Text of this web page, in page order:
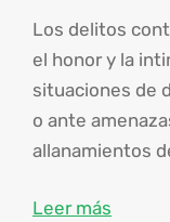
Los delitos
el honor y la
situaciones de
o ante
allanamientos
Leer más